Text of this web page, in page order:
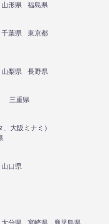
山形県
福島県
千葉県
東京都
山梨県
長野県
三重県
大阪ミナミ ）
山口県
大分県 宮崎県 鹿児島県